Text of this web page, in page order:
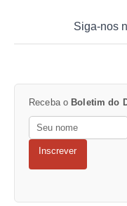
Siga-nos
Receba o Boletim do
Inscrever